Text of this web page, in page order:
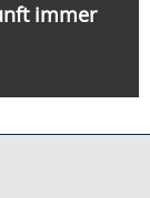
immer